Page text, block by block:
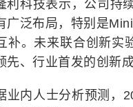
技表示，公司持续
广泛布局，特别是
补。未来联合创新实
先、行业首发的创新成
人士分析预测，